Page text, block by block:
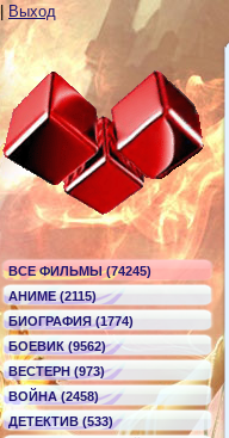
Выход
ВСЕ ФИЛЬМЫ (74245)
АНИМЕ (2115)
БИОГРАФИЯ (1774)
БОЕВИК (9562)
ВЕСТЕРН (973)
ВОЙНА (2458)
ДЕТЕКТИВ (533)